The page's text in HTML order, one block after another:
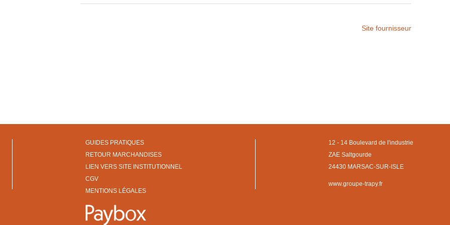
Site fournisseur
GUIDES PRATIQUES
RETOUR MARCHANDISES
LIEN VERS SITE INSTITUTIONNEL
CGV
MENTIONS LÉGALES
12 - 14 Boulevard de l'industrie
ZAE Saltgourde
24430 MARSAC-SUR-ISLE
www.groupe-trapy.fr